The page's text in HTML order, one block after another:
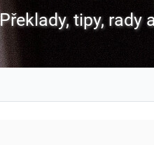
tipy, rady